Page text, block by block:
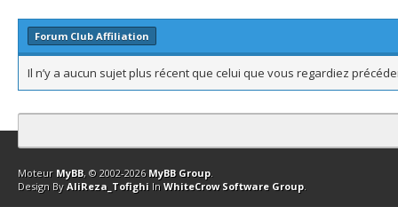
Forum Club Affiliation
Il n’y a aucun sujet plus récent que celui que vous regardiez
Contact Club Affiliation Retourner en haut Version bas-débit
Moteur MyBB, © 2002-2026 MyBB Group.
Design By AliReza_Tofighi In WhiteCrow Software Group.